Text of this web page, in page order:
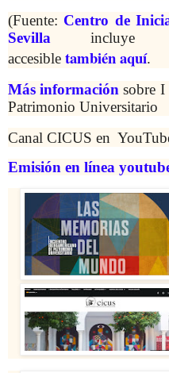
(Fuente: Centro de
Sevilla
incluye
accesible también aquí.
Más informaciónsobre I
Patrimonio Universitario
Canal CICUS en
Emisión en línea